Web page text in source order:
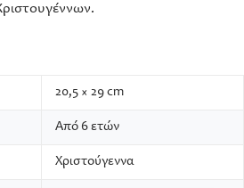
20,5 × 29 cm
Από 6 ετών
Χριστούγεννα